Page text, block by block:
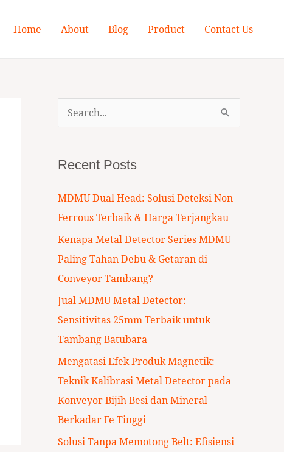
Home About Blog Product Contact Us
r
c
h
Recent Posts
MDMU Dual Head: Solusi Deteksi Non-
Ferrous Terbaik & Harga Terjangkau
Kenapa Metal Detector Series MDMU
Paling Tahan Debu & Getaran di
Conveyor Tambang?
Jual MDMU Metal Detector:
Sensitivitas 25mm Terbaik untuk
Tambang Batubara
Mengatasi Efek Produk Magnetik:
Teknik Kalibrasi Metal Detector pada
Konveyor Bijih Besi dan Mineral
Berkadar Fe Tinggi
Solusi Tanpa Memotong Belt: Efisiensi